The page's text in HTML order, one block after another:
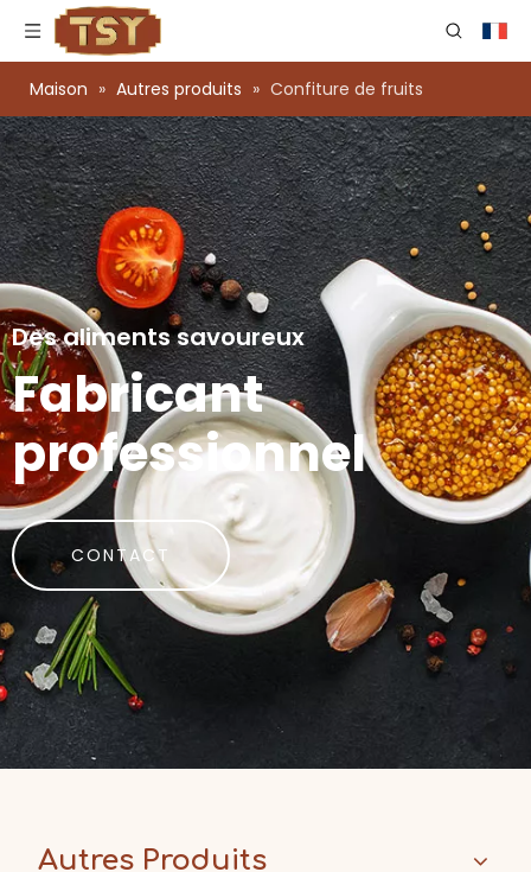
Maison » Autres produits » Confiture de fruits
Des aliments savoureux
Fabricant
professionnel
CONTACT
Autres Produits